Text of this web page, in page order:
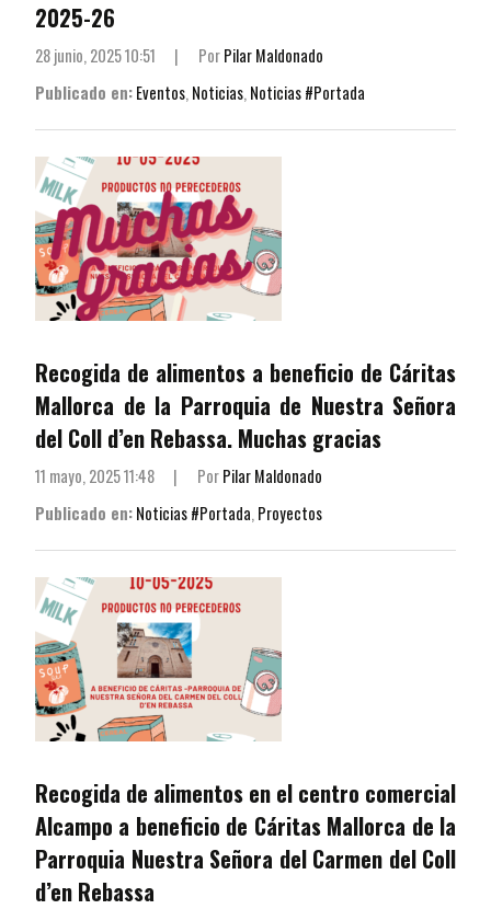
2025-26
28 junio, 2025 10:51 | PorPilar Maldonado
Publicado en:Eventos, Noticias, Noticias #Portada
Recogida de alimentos a beneficio de Cáritas
Mallorca de la Parroquia de Nuestra Señora
del Coll d’en Rebassa. Muchas gracias
11 mayo, 2025 11:48 | PorPilar Maldonado
Publicado en:Noticias #Portada, Proyectos
Recogida de alimentos en el centro comercial
Alcampo a beneficio de Cáritas Mallorca de la
Parroquia Nuestra Señora del Carmen del Coll
d’en Rebassa